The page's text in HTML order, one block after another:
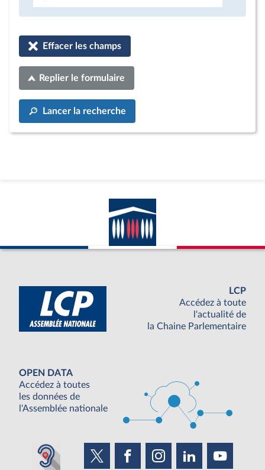
Effacer les champs
Replier le formulaire
Lancer la recherche
LCP
Accédez à toute
l'actualité de
la Chaine Parlementaire
OPEN DATA
Accédez à toutes
les données de
l'Assemblée nationale